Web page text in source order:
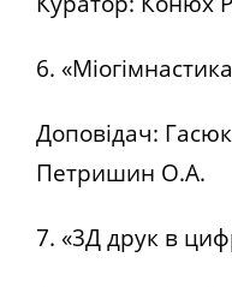
6.
Доповідач:
Петришин О.А.
7. «3Д друк в